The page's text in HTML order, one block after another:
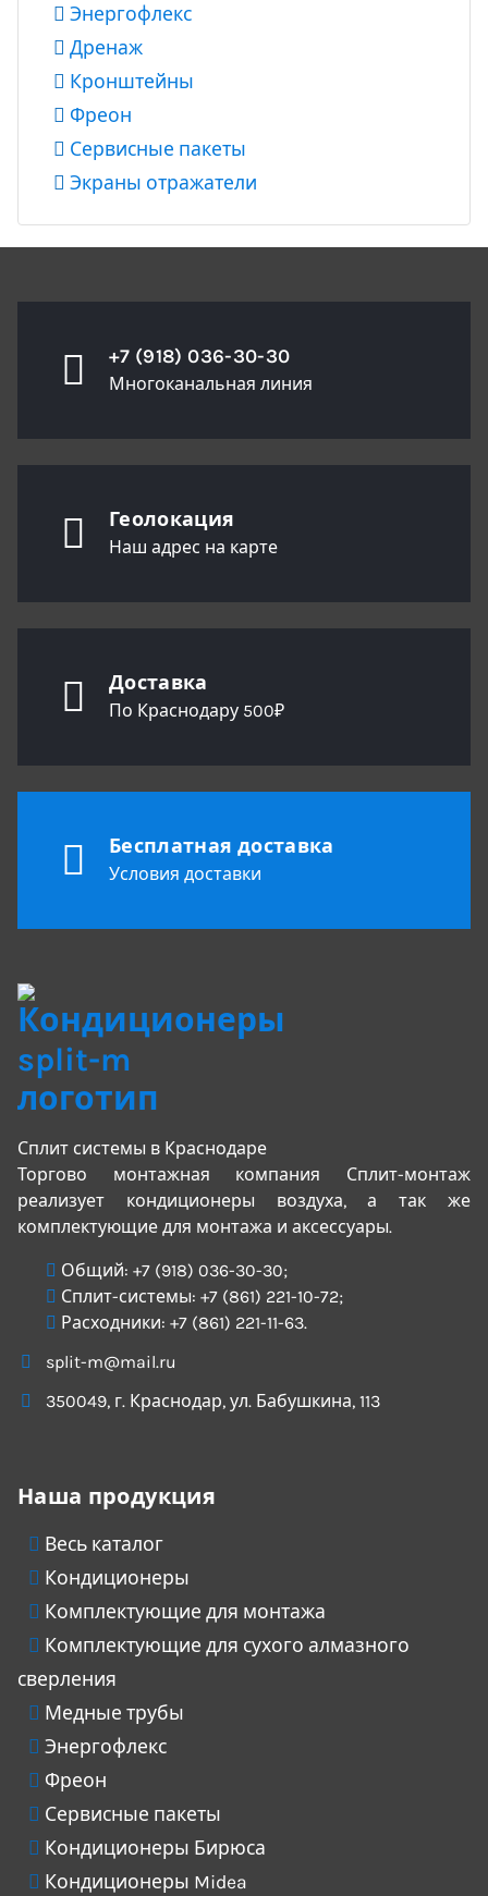
Энергофлекс
Дренаж
Кронштейны
Фреон
Сервисные пакеты
Экраны отражатели
+7 (918) 036-30-30
Многоканальная линия
Геолокация
Наш адрес на карте
Доставка
По Краснодару 500₽
Бесплатная доставка
Условия доставки
Сплит системы в Краснодаре
Торгово монтажная компания Сплит-монтаж
реализует кондиционеры воздуха, а так же
комплектующие для монтажа и аксессуары.
Общий: +7 (918) 036-30-30;
Сплит-системы: +7 (861) 221-10-72;
Расходники: +7 (861) 221-11-63.
split-m@mail.ru
350049, г. Краснодар, ул. Бабушкина, 113
Наша продукция
Весь каталог
Кондиционеры
Комплектующие для монтажа
Комплектующие для сухого алмазного
сверления
Медные трубы
Энергофлекс
Фреон
Сервисные пакеты
Кондиционеры Бирюса
Кондиционеры Midea